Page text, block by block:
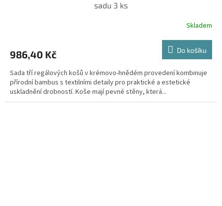
sadu 3 ks
Skladem
986,40 Kč Do košíku
Sada tří regálových košů v krémovo-hnědém provedení kombinuje
přírodní bambus s textilními detaily pro praktické a estetické
uskladnění drobností. Koše mají pevné stěny, která...